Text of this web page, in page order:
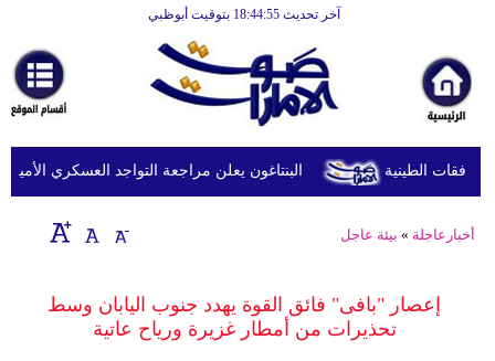
آخر تحديث 18:44:55 بتوقيت أبوظبي
أخبارعاجلة
رياضة
ثقافة
إقتصاد
وموسيقى
البنتاغون يعلن مراجعة التواجد العسكري الأميركي
أخبارعاجلة » بيئة عاجل
إعصار "بافى" فائق القوة يهدد جنوب اليابان وسط
تحذيرات من أمطار غزيرة ورياح عاتية